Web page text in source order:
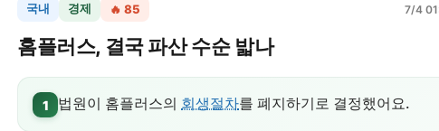
국내 경제 🔥 85 7/4
홈플러스, 결국 파산 수순 밟나
1 법원이 홈플러스의 회생절차를 폐지하기로 결정했어요.